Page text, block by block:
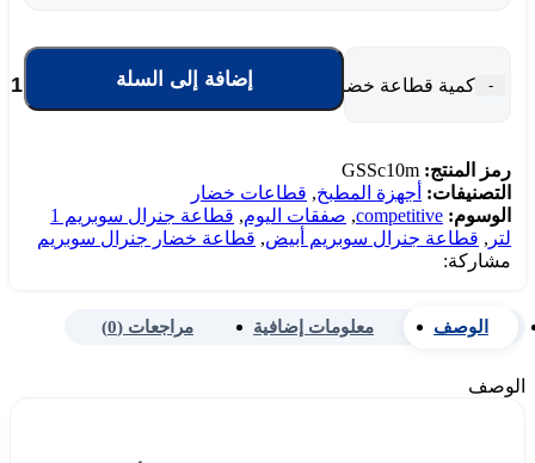
- كمية قطاعة خضار جنرال سوبريم 1 لتر - 280 وات - أبيضإضافة إلى السلة
رمز المنتج: GSSc10m
التصنيفات: أجهزة المطبخ, قطاعات خضار
الوسوم: competitive
, صفقات اليوم,
قطاعة جنرال سوبريم 1
لتر , قطاعة جنرال سوبريم أبيض, قطاعة خضار جنرال سوبريم
مشاركة:
الوصف معلومات إضافية مراجعات (0)
الوصف